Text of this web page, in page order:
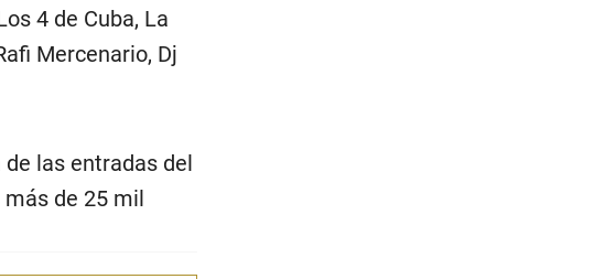
4 de Cuba, La
Mercenario, Dj
las entradas del
de 25 mil